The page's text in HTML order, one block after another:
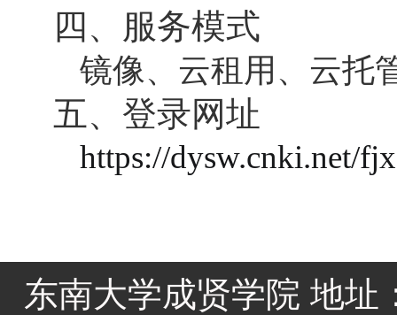
四、服务模式
镜像、云租用、云托
五、登录网址
https://dysw.cnki.net/
东南大学成贤学院 地址